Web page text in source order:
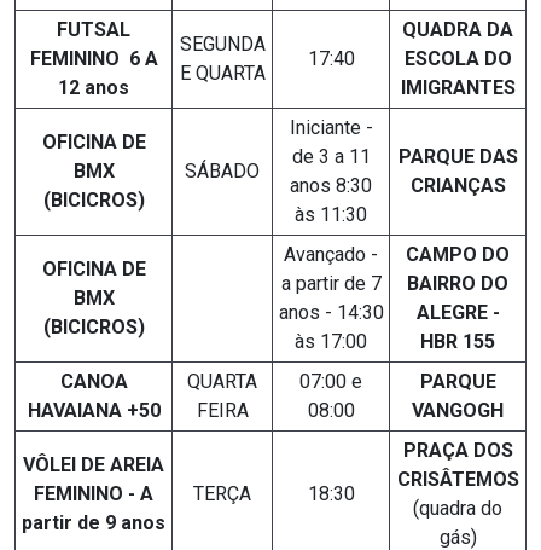
FUTSAL
FEMININO 6 A
12 anos
SEGUNDA
E QUARTA
17:40
QUADRA DA
ESCOLA DO
IMIGRANTES
OFICINA DE
BMX
(BICICROS)
SÁBADO
Iniciante -
de 3 a 11
anos 8:30
às 11:30
PARQUE DAS
CRIANÇAS
OFICINA DE
BMX
(BICICROS)
Avançado -
a partir de 7
anos - 14:30
às 17:00
CAMPO DO
BAIRRO DO
ALEGRE -
HBR 155
CANOA
HAVAIANA +50
QUARTA
FEIRA
07:00 e
08:00
PARQUE
VANGOGH
VÔLEI DE AREIA
FEMININO - A
partir de 9 anos
TERÇA 18:30
PRAÇA DOS
CRISÂTEMOS
(quadra do
gás)